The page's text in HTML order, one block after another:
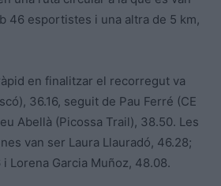
46 esportistes i una altra de 5 km,
en finalitzar el recorregut va
36.16, seguit de Pau Ferré (CE
Abellà (Picossa Trail), 38.50. Les
van ser Laura Llauradó, 46.28;
Lorena Garcia Muñoz, 48.08.